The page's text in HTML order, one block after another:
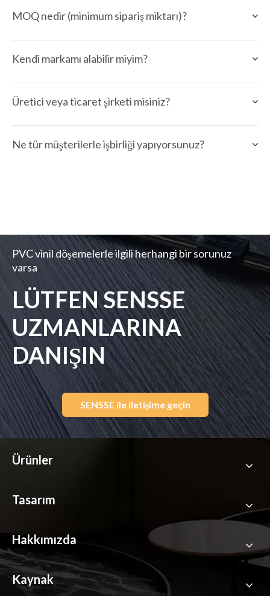
MOQ nedir (minimum sipariş miktarı)?
Kendi markamı alabilir miyim?
Üretici veya ticaret şirketi misiniz?
Ne tür müşterilerle işbirliği yapıyorsunuz?
PVC vinil döşemelerle ilgili herhangi bir sorunuz
varsa
LÜTFEN SENSSE
UZMANLARINA
DANIŞIN
SENSSE ile iletişime geçin
Ürünler
Tasarım
Hakkımızda
Kaynak